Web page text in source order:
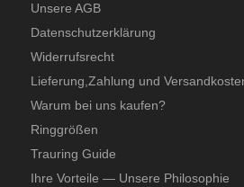
Unsere AGB
Datenschutzerklärung
Widerrufsrecht
Lieferung,Zahlung und
Warum bei uns kaufen?
Ringgrößen
Trauring Guide
Ihre Vorteile — Unsere Philosophie